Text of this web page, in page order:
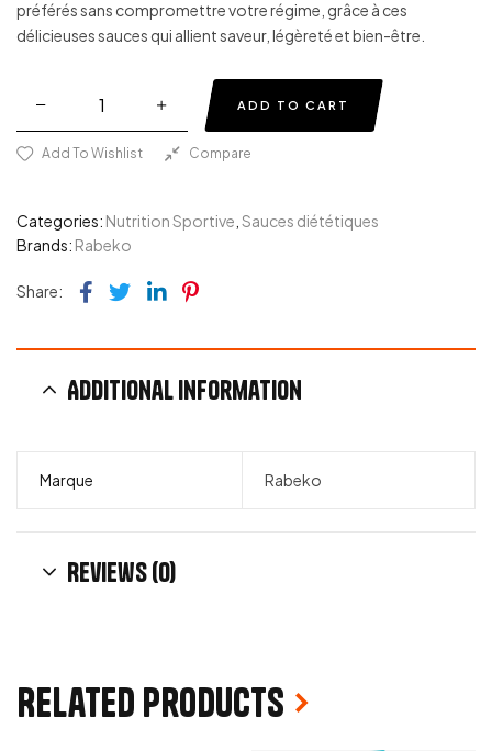
préférés sans compromettre votre régime, grâce à ces
délicieuses sauces qui allient saveur, légèreté et bien-être.
ADD TO CART
Add To Wishlist Compare
Categories: Nutrition Sportive Sauces diététiques
Brands: Rabeko
Share: Facebook
TwitterLinkedin
Pinterest
Additional information
Marque Rabeko
Reviews (0)
Related products